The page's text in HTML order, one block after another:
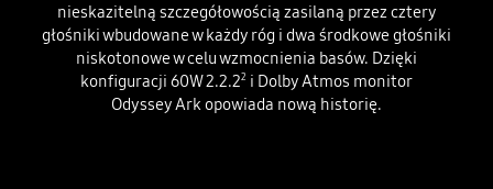
nieskazitelną szczegółowością zasilaną przez cztery
głośniki wbudowane w każdy róg i dwa środkowe głośniki
niskotonowe w celu wzmocnienia basów. Dzięki
konfiguracji 60W 2.2.22 i Dolby Atmos monitor
Odyssey Ark opowiada nową historię.